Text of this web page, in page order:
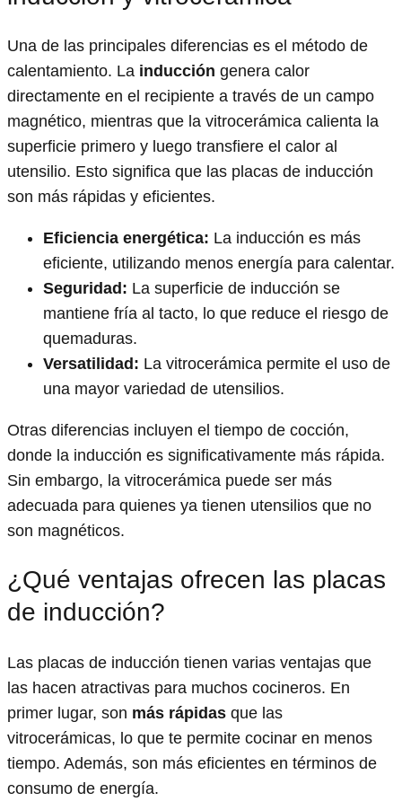
Una de las principales diferencias es el método de
calentamiento. La inducción genera calor
directamente en el recipiente a través de un campo
magnético, mientras que la vitrocerámica calienta la
superficie primero y luego transfiere el calor al
utensilio. Esto significa que las placas de inducción
son más rápidas y eficientes.
Eficiencia energética: La inducción es más
eficiente, utilizando menos energía para calentar.
Seguridad: La superficie de inducción se
mantiene fría al tacto, lo que reduce el riesgo de
quemaduras.
Versatilidad: La vitrocerámica permite el uso de
una mayor variedad de utensilios.
Otras diferencias incluyen el tiempo de cocción,
donde la inducción es significativamente más rápida.
Sin embargo, la vitrocerámica puede ser más
adecuada para quienes ya tienen utensilios que no
son magnéticos.
¿Qué ventajas ofrecen las placas
de inducción?
Las placas de inducción tienen varias ventajas que
las hacen atractivas para muchos cocineros. En
primer lugar, son más rápidas que las
vitrocerámicas, lo que te permite cocinar en menos
tiempo. Además, son más eficientes en términos de
consumo de energía.